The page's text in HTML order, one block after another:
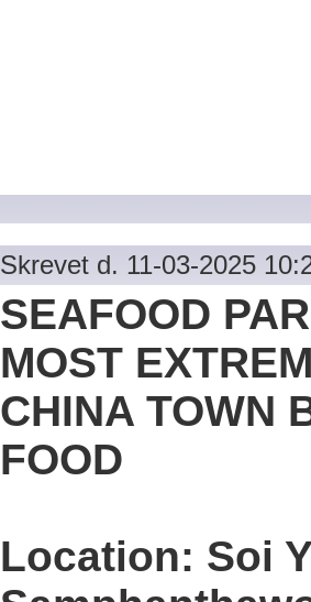
Skrevet d. 11-03-2025
SEAFOOD
MOST
CHINA TOWN
FOOD
Location: Soi